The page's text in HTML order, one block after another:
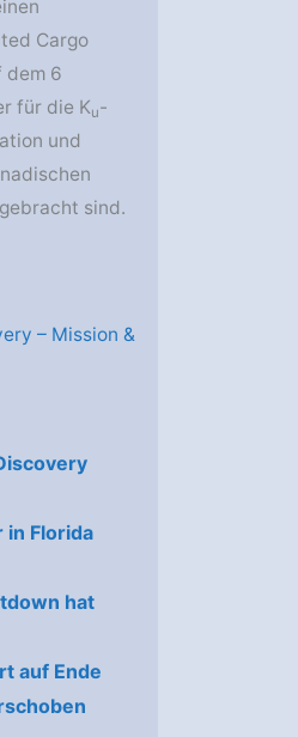
Cargo
dem 6
für die Ku-
und
sind.
– Mission &
in Florida
hat
auf Ende